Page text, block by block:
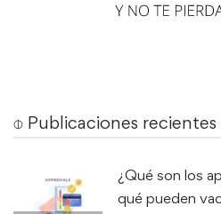
⌽ Publicaciones recientes
¿Qué son los
qué pueden